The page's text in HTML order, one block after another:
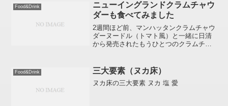
Food&Drink
ニューイングランドクラムチャウ
ダーも食べてみました
2週間ほど前、マンハッタンクラムチャウ
ダーヌードル（トマト風）と一緒に日清
から発売されたもうひとつのクラムチャ
風）」もせっかくなので食べてみまし
た。 :korekore: ...
Food&Drink 三大要素（ヌカ床）
ヌカ床の三大要素 ヌカ 塩 愛